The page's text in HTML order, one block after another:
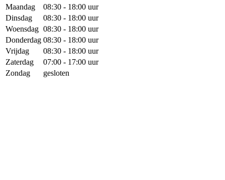
Maandag
08:30 - 18:00 uur
Dinsdag
08:30 - 18:00 uur
Woensdag 08:30 - 18:00 uur
Donderdag 08:30 - 18:00 uur
Vrijdag
08:30 - 18:00 uur
Zaterdag
07:00 - 17:00 uur
Zondag
gesloten